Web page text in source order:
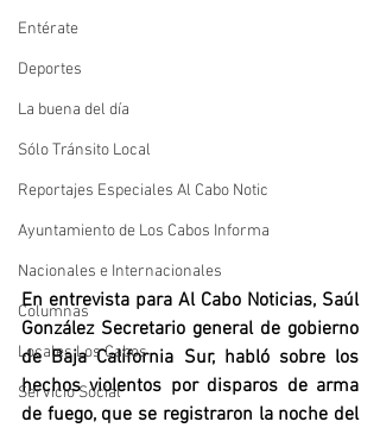
Entérate
Deportes
La buena del día
Sólo Tránsito Local
Reportajes Especiales Al Cabo Notic
Ayuntamiento de Los Cabos Informa
Nacionales e Internacionales
Columnas
Locales Los Cabos
Servicio Social
En entrevista para Al Cabo Noticias, Saúl
González Secretario general de gobierno
de Baja California Sur, habló sobre los
hechos violentos por disparos de arma
de fuego, que se registraron la noche del